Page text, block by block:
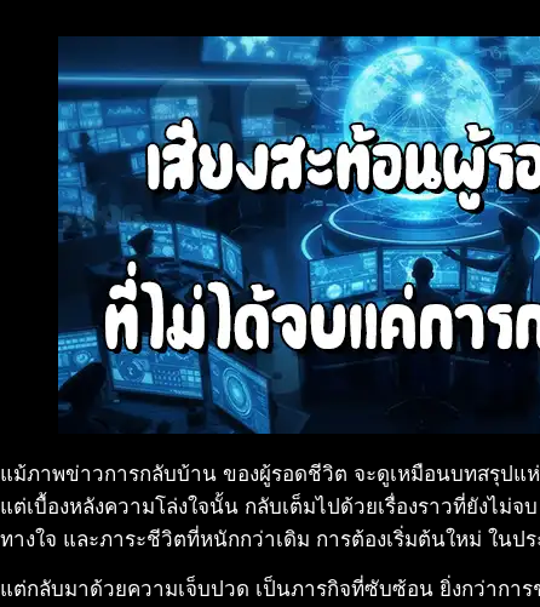
แม้ภาพข่าวการกลับบ้าน ของผู้รอดชีวิต จะดูเหมือนบทสรุปแห่
แต่เบื้องหลังความโล่งใจนั้น กลับเต็มไปด้วยเรื่องราวที่ยังไม่
ทางใจ และภาระชีวิตที่หนักกว่าเดิม การต้องเริ่มต้นใหม่ ในป
แต่กลับมาด้วยความเจ็บปวด เป็นภารกิจที่ซับซ้อน ยิ่งกว่าการ